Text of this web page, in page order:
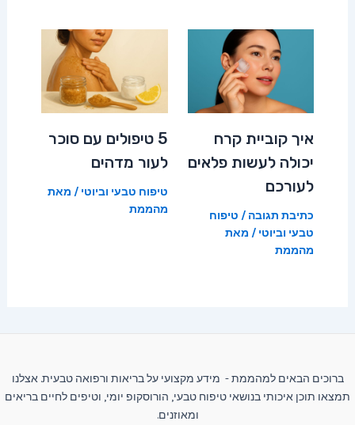
איך קוביית קרח
יכולה לעשות פלאים
לעורכם
כתיבת תגובה / טיפוח
טבעי וביוטי / מאת
מהממת
5 טיפולים עם סוכר
לעור מדהים
טיפוח טבעי וביוטי / מאת
מהממת
ברוכים הבאים למהממת - מידע מקצועי על בריאות ורפואה טבעית. אצלנו
תמצאו תוכן איכותי בנושאי טיפוח טבעי, הורוסקופ יומי, וטיפים לחיים בריאים
ומאוזנים.